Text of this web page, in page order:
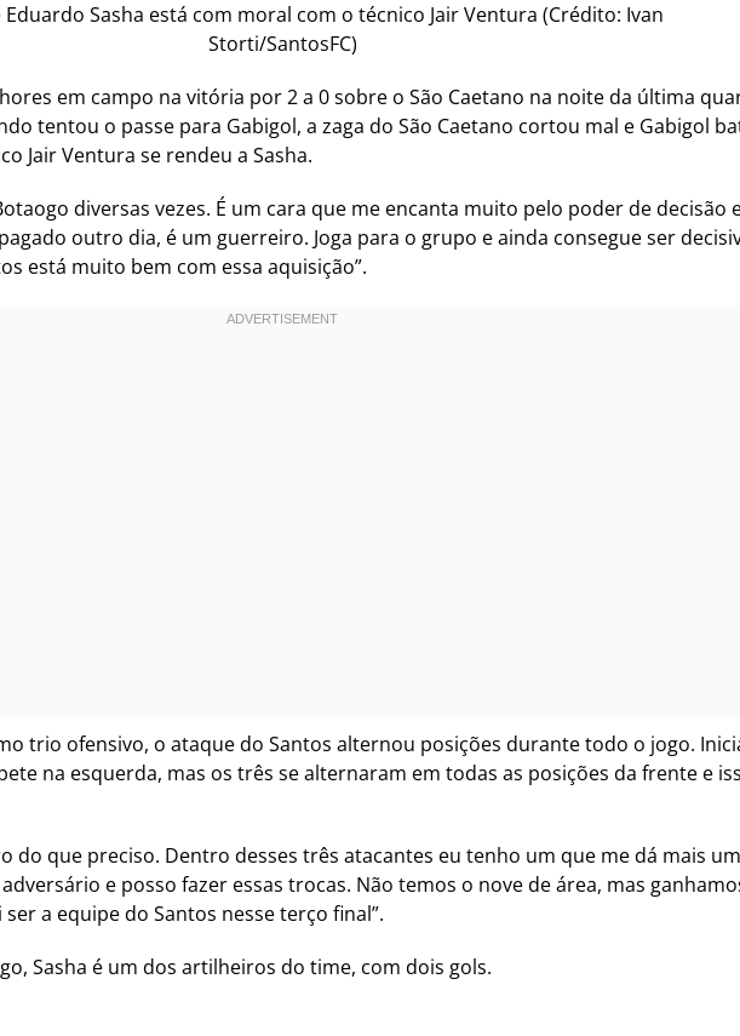
Eduardo Sasha está com moral com o técnico Jair Ventura (Crédito: Ivan
Storti/SantosFC)
em campo na vitória por 2 a 0 sobre o São Caetano na noite da última
tentou o passe para Gabigol, a zaga do São Caetano cortou mal e Gabigol
Jair Ventura se rendeu a Sasha.
diversas vezes. É um cara que me encanta muito pelo poder de decisão
outro dia, é um guerreiro. Joga para o grupo e ainda consegue ser
está muito bem com essa aquisição”.
trio ofensivo, o ataque do Santos alternou posições durante todo o jogo.
na esquerda, mas os três se alternaram em todas as posições da frente e
do que preciso. Dentro desses três atacantes eu tenho um que me dá mais
e posso fazer essas trocas. Não temos o nove de área, mas
a equipe do Santos nesse terço final”.
Sasha é um dos artilheiros do time, com dois gols.